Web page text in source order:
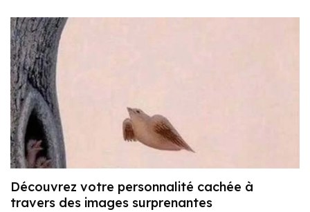
Découvrez votre personnalité cachée à
travers des images surprenantes